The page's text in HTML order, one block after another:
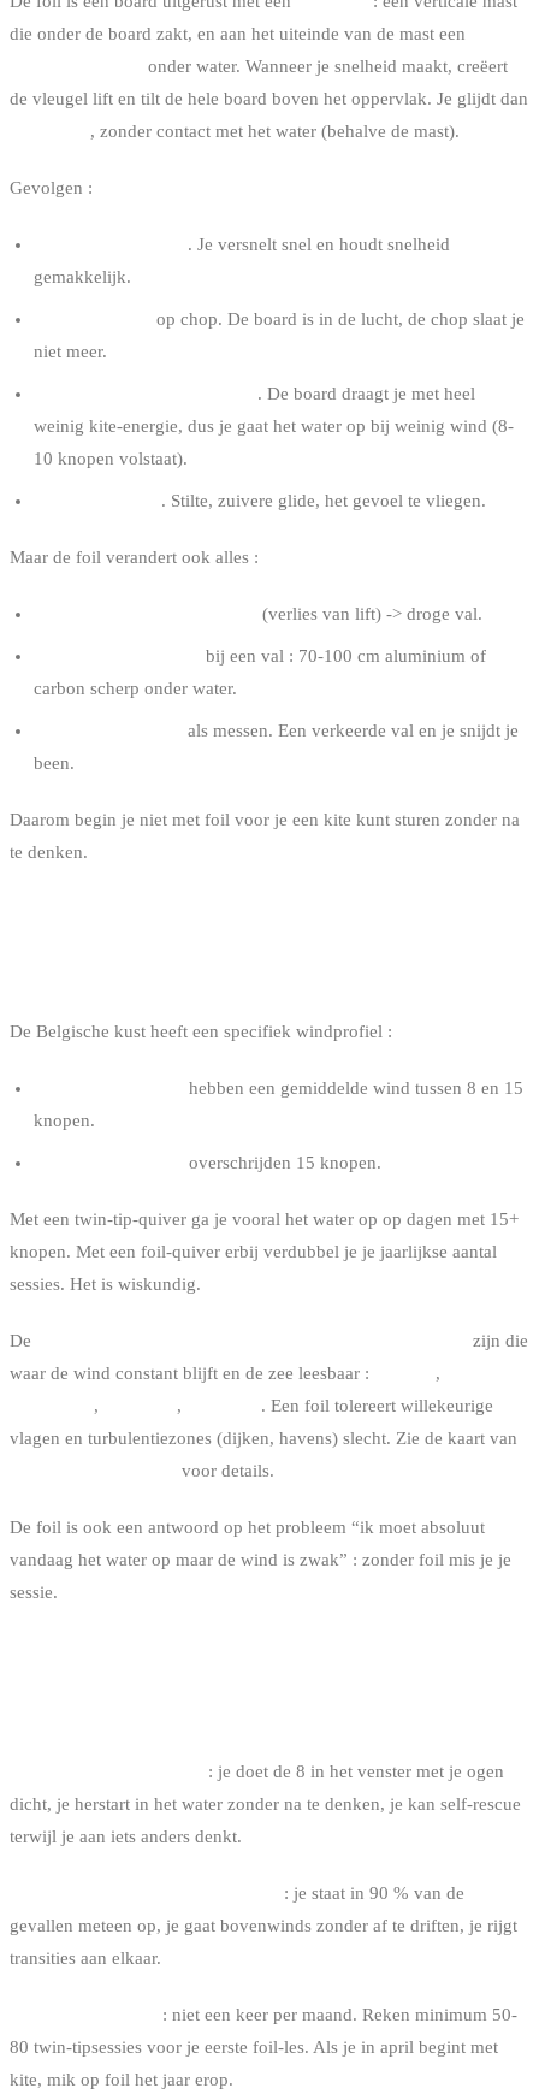
die onder de board zakt, en aan het uiteinde van de mast een
onder water. Wanneer je snelheid maakt, creëert
de vleugel lift en tilt de hele board boven het oppervlak. Je glijdt dan
, zonder contact met het water (behalve de mast).
Gevolgen :
. Je versnelt snel en houdt snelheid
gemakkelijk.
op chop. De board is in de lucht, de chop slaat je
niet meer.
. De board draagt je met heel
weinig kite-energie, dus je gaat het water op bij weinig wind (8-
10 knopen volstaat).
. Stilte, zuivere glide, het gevoel te vliegen.
Maar de foil verandert ook alles :
(verlies van lift) -> droge val.
bij een val : 70-100 cm aluminium of
carbon scherp onder water.
als messen. Een verkeerde val en je snijdt je
been.
Daarom begin je niet met foil voor je een kite kunt sturen zonder na
te denken.
De Belgische kust heeft een specifiek windprofiel :
hebben een gemiddelde wind tussen 8 en 15
knopen.
overschrijden 15 knopen.
Met een twin-tip-quiver ga je vooral het water op op dagen met 15+
knopen. Met een foil-quiver erbij verdubbel je je jaarlijkse aantal
sessies. Het is wiskundig.
De
zijn die
waar de wind constant blijft en de zee leesbaar :
,
, ,
. Een foil tolereert willekeurige
vlagen en turbulentiezones (dijken, havens) slecht. Zie de kaart van
voor details.
De foil is ook een antwoord op het probleem “ik moet absoluut
vandaag het water op maar de wind is zwak” : zonder foil mis je je
sessie.
: je doet de 8 in het venster met je ogen
dicht, je herstart in het water zonder na te denken, je kan self-rescue
terwijl je aan iets anders denkt.
: je staat in 90 % van de
gevallen meteen op, je gaat bovenwinds zonder af te driften, je rijgt
transities aan elkaar.
: niet een keer per maand. Reken minimum 50-
80 twin-tipsessies voor je eerste foil-les. Als je in april begint met
kite, mik op foil het jaar erop.